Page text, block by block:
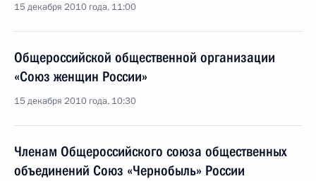
15 декабря 2010 года, 11:00
Общероссийской общественной организации
«Союз женщин России»
15 декабря 2010 года, 10:30
Членам Общероссийского союза общественных
объединений Союз «Чернобыль» России